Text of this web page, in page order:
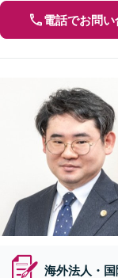
電話でお問い
海外法人・